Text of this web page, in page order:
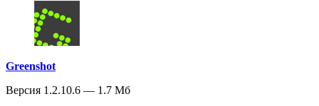
Greenshot
Версия 1.2.10.6 — 1.7 Мб